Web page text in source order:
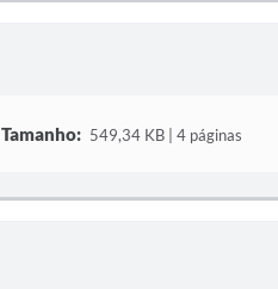
Tamanho: 549,34 KB | 4 páginas